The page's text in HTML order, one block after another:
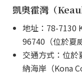
凱奧霍灣（
地址：78-7130
96740（位於夏
交通方式：位
納海岸（Kona